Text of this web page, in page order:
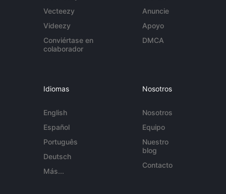
Vecteezy
Videezy
Conviértase en
colaborador
Anuncie
Apoyo
DMCA
Idiomas
English
Español
Português
Deutsch
Más...
Nosotros
Nosotros
Equipo
Nuestro
blog
Contacto